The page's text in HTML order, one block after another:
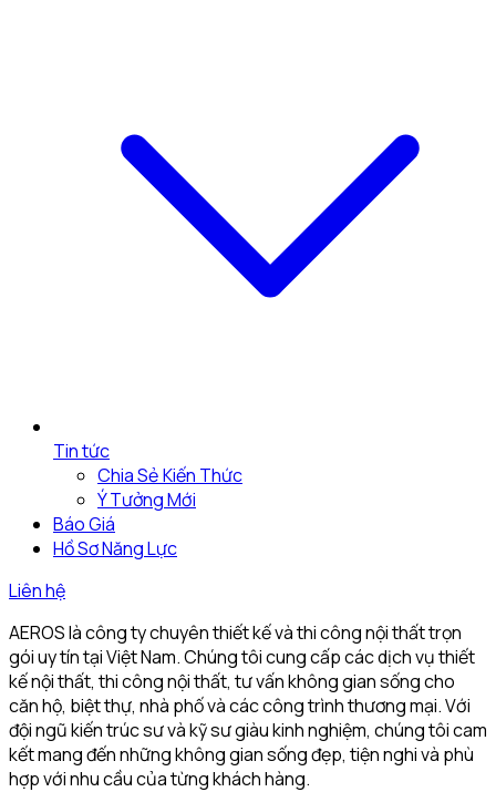
Tin tức
Chia Sẻ Kiến Thức
Ý Tưởng Mới
Báo Giá
Hồ Sơ Năng Lực
Liên hệ
AEROS là công ty chuyên thiết kế và thi công nội thất trọn
gói uy tín tại Việt Nam. Chúng tôi cung cấp các dịch vụ thiết
kế nội thất, thi công nội thất, tư vấn không gian sống cho
căn hộ, biệt thự, nhà phố và các công trình thương mại. Với
đội ngũ kiến trúc sư và kỹ sư giàu kinh nghiệm, chúng tôi cam
kết mang đến những không gian sống đẹp, tiện nghi và phù
hợp với nhu cầu của từng khách hàng.